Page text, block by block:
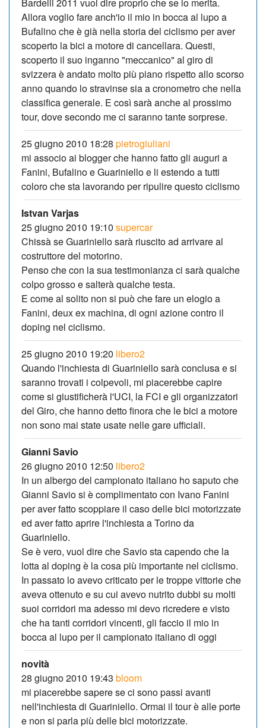
Allora voglio fare anch'io il mio in bocca al lupo a
Bufalino che è già nella storia del ciclismo per aver
scoperto la bici a motore di cancellara. Questi,
scoperto il suo inganno "meccanico" al giro di
svizzera è andato molto più piano rispetto allo scorso
anno quando lo stravinse sia a cronometro che nella
classifica generale. E così sarà anche al prossimo
tour, dove secondo me ci saranno tante sorprese.
25 giugno 2010 18:28 pietrogiuliani
mi associo ai blogger che hanno fatto gli auguri a
Fanini, Bufalino e Guariniello e li estendo a tutti
coloro che sta lavorando per ripulire questo ciclismo
Istvan Varjas
25 giugno 2010 19:10 supercar
Chissà se Guariniello sarà riuscito ad arrivare al
costruttore del motorino.
Penso che con la sua testimonianza ci sarà qualche
colpo grosso e salterà qualche testa.
E come al solito non si può che fare un elogio a
Fanini, deux ex machina, di ogni azione contro il
doping nel ciclismo.
25 giugno 2010 19:20 libero2
Quando l'inchiesta di Guariniello sarà conclusa e si
saranno trovati i colpevoli, mi piacerebbe capire
come si giustificherà l'UCI, la FCI e gli organizzatori
del Giro, che hanno detto finora che le bici a motore
non sono mai state usate nelle gare ufficiali.
Gianni Savio
26 giugno 2010 12:50 libero2
In un albergo del campionato italiano ho saputo che
Gianni Savio si è complimentato con Ivano Fanini
per aver fatto scoppiare il caso delle bici motorizzate
ed aver fatto aprire l'inchiesta a Torino da
Guariniello.
Se è vero, vuol dire che Savio sta capendo che la
lotta al doping è la cosa più importante nel ciclismo.
In passato lo avevo criticato per le troppe vittorie che
aveva ottenuto e su cui avevo nutrito dubbi su molti
suoi corridori ma adesso mi devo ricredere e visto
che ha tanti corridori vincenti, gli faccio il mio in
bocca al lupo per il campionato italiano di oggi
novità
28 giugno 2010 19:43 bloom
mi piacerebbe sapere se ci sono passi avanti
nell'inchiesta di Guariniello. Ormai il tour è alle porte
e non si parla più delle bici motorizzate.